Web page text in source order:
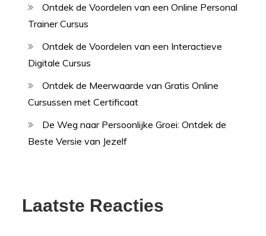
Ontdek de Voordelen van een Online Personal
Trainer Cursus
Ontdek de Voordelen van een Interactieve
Digitale Cursus
Ontdek de Meerwaarde van Gratis Online
Cursussen met Certificaat
De Weg naar Persoonlijke Groei: Ontdek de
Beste Versie van Jezelf
Laatste Reacties